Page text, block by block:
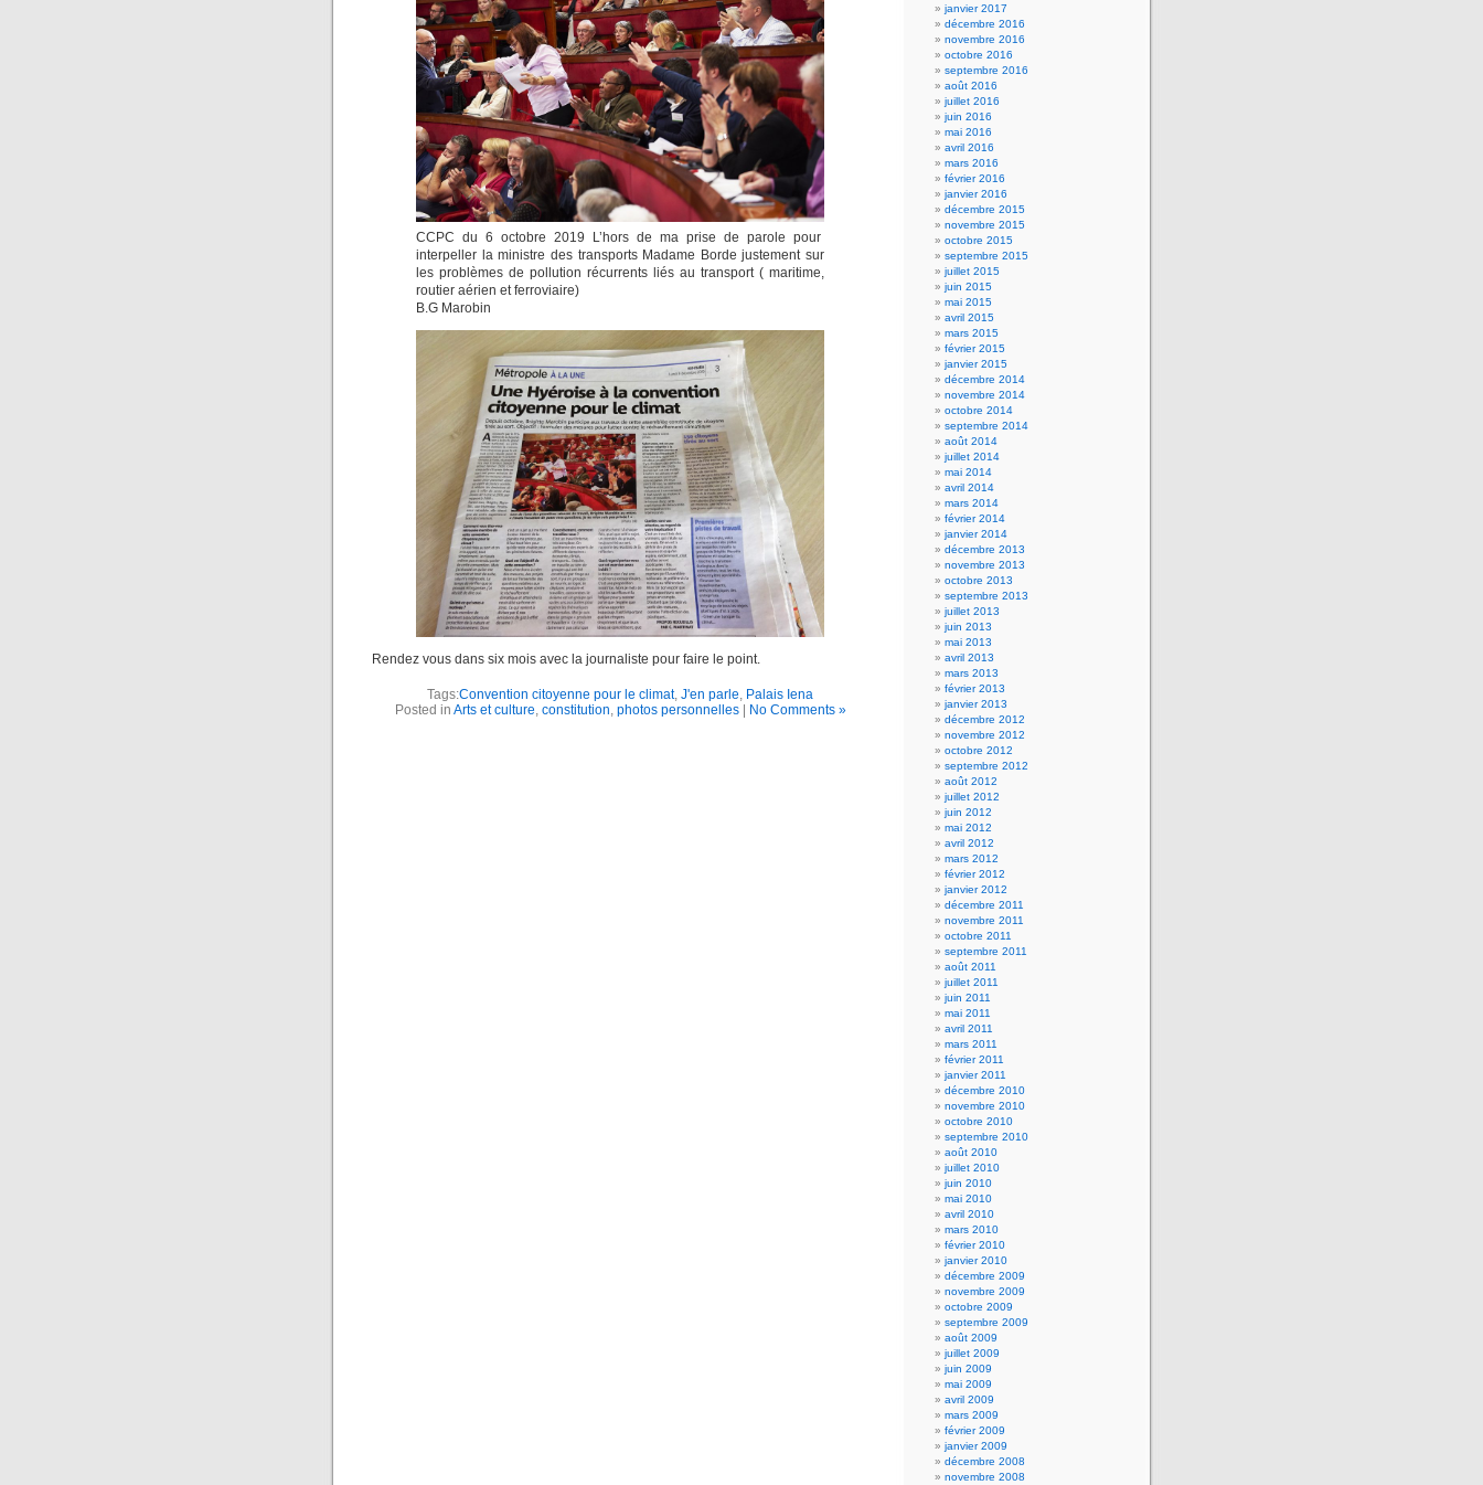
CCPC du 6 octobre 2019 L’hors de ma prise de parole pour
interpeller la ministre des transports Madame Borde justement sur
les problèmes de pollution récurrents liés au transport ( maritime,
routier aérien et ferroviaire)
B.G Marobin
Rendez vous dans six mois avec la journaliste pour faire le point.
Tags:Convention citoyenne pour le climat, J'en parle Palais Iena
Posted in Arts et culture constitution photos personnelles| No Comments »
janvier 2017
décembre 2016
novembre 2016
octobre 2016
septembre 2016
août 2016
juillet 2016
juin 2016
mai 2016
avril 2016
mars 2016
février 2016
janvier 2016
décembre 2015
novembre 2015
octobre 2015
septembre 2015
juillet 2015
juin 2015
mai 2015
avril 2015
mars 2015
février 2015
janvier 2015
décembre 2014
novembre 2014
octobre 2014
septembre 2014
août 2014
juillet 2014
mai 2014
avril 2014
mars 2014
février 2014
janvier 2014
décembre 2013
novembre 2013
octobre 2013
septembre 2013
juillet 2013
juin 2013
mai 2013
avril 2013
mars 2013
février 2013
janvier 2013
décembre 2012
novembre 2012
octobre 2012
septembre 2012
août 2012
juillet 2012
juin 2012
mai 2012
avril 2012
mars 2012
février 2012
janvier 2012
décembre 2011
novembre 2011
octobre 2011
septembre 2011
août 2011
juillet 2011
juin 2011
mai 2011
avril 2011
mars 2011
février 2011
janvier 2011
décembre 2010
novembre 2010
octobre 2010
septembre 2010
août 2010
juillet 2010
juin 2010
mai 2010
avril 2010
mars 2010
février 2010
janvier 2010
décembre 2009
novembre 2009
octobre 2009
septembre 2009
août 2009
juillet 2009
juin 2009
mai 2009
avril 2009
mars 2009
février 2009
janvier 2009
décembre 2008
novembre 2008